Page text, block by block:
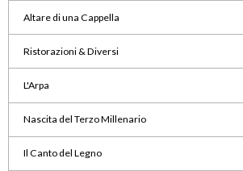
Altare di una Cappella
Ristorazioni & Diversi
L'Arpa
Nascita del Terzo Millenario
Il Canto del Legno